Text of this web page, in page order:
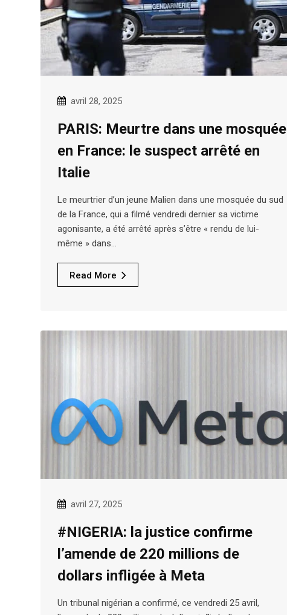
avril 28, 2025
PARIS: Meurtre dans une mosquée
en France: le suspect arrêté en
Italie
Le meurtrier d’un jeune Malien dans une mosquée du sud
de la France, qui a filmé vendredi dernier sa victime
agonisante, a été arrêté après s’être « rendu de lui-
même » dans…
Read More
avril 27, 2025
#NIGERIA: la justice confirme
l’amende de 220 millions de
dollars infligée à Meta
Un tribunal nigérian a confirmé, ce vendredi 25 avril,